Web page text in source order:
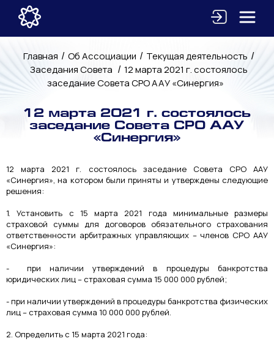
Главная / Об Ассоциации / Текущая деятельность /
Заседания Совета / 12 марта 2021 г. состоялось
заседание Совета СРО ААУ «Синергия»
12 марта 2021 г. состоялось
заседание Совета СРО ААУ
«Синергия»
12 марта 2021 г. состоялось заседание Совета СРО ААУ
«Синергия», на котором были приняты и утверждены следующие
решения:
1. Установить с 15 марта 2021 года минимальные размеры
страховой суммы для договоров обязательного страхования
ответственности арбитражных управляющих – членов СРО ААУ
«Синергия»:
- при наличии утверждений в процедуры банкротства
юридических лиц – страховая сумма 15 000 000 рублей;
- при наличии утверждений в процедуры банкротства физических
лиц – страховая сумма 10 000 000 рублей.
2. Определить с 15 марта 2021 года: